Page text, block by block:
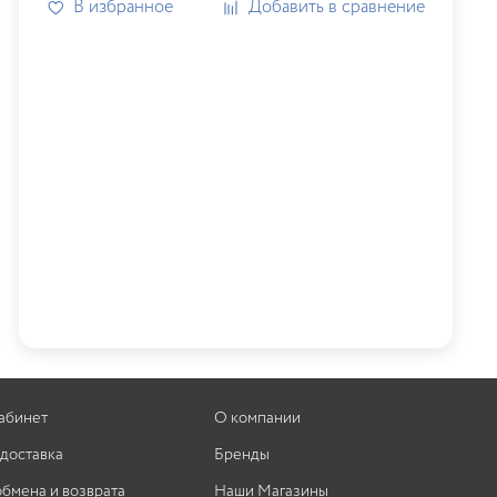
В избранное Добавить в сравнение
и возврата
О компании
Бренды
Наши Магазины